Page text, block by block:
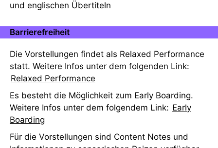
und englischen Übertiteln
Barrierefreiheit
Die Vorstellungen findet als Relaxed Performance
statt. Weitere Infos unter dem folgenden Link:
Relaxed Performance
Es besteht die Möglichkeit zum Early Boarding.
Weitere Infos unter dem folgendem Link: Early
Boarding
Für die Vorstellungen sind Content Notes und